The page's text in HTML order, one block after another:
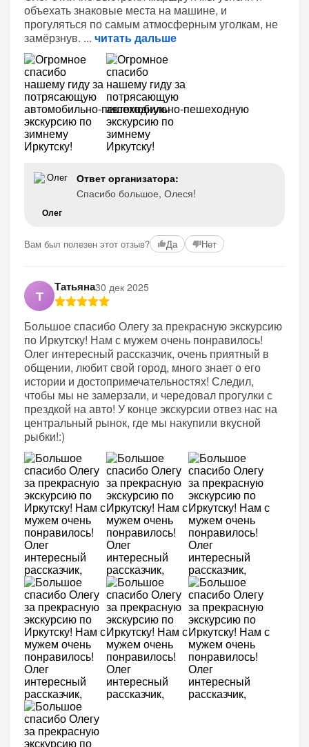
объехать знаковые места на машине, и
прогуляться по самым атмосферным уголкам, не
замёрзнув.
читать дальше
Олег
Ответ организатора:
Спасибо большое, Олеся!
Вам был полезен этот отзыв? Да Нет
Т
Татьяна30 дек 2025
Большое спасибо Олегу за прекрасную экскурсию
по Иркутску! Нам с мужем очень понравилось!
Олег интересный рассказчик, очень приятный в
общении, любит свой город, много знает о его
истории и достопримечательностях! Следил,
чтобы мы не замерзали, и чередовал прогулки с
прездкой на авто! У конце экскурсии отвез нас на
центральный рынок, где мы накупили вкусной
рыбки!:)